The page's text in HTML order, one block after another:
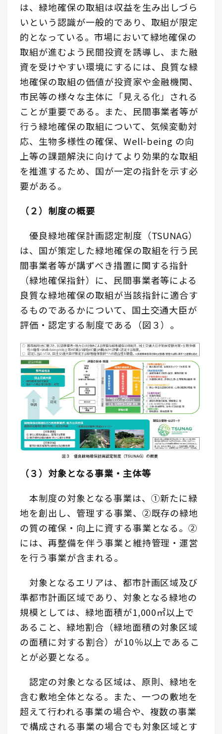
は、緑地確保の取組は収益を生み出しづら
いという認識が一般的であり、取組が限定
的となっている。市場において緑地確保の
取組が進むよう民間投資を誘導し、また融
資を受けやすい環境にするには、良質な緑
地確保の取組の価値が投資家や金融機関、
市民等の様々な主体に「見える化」される
ことが重要である。また、民間事業者等が
行う緑地確保の取組について、気候変動対
応、生物多様性の確保、Well-being の向
上等の課題解決に向けてより効果的な取組
を推進するため、国が一定の指針を示す必
要がある。
（２）制度の概要
優良緑地確保計画認定制度（TSUNAG）
は、国が策定した緑地確保の取組を行う民
間事業者等が講ずべき措置に関する指針
（緑地確保指針）に、民間事業者等による
良質な緑地確保の取組が当該指針に適合す
るものであるかについて、国土交通大臣が
評価・認定する制度である（図３）。
（３）対象となる事業・主体等
本制度の対象となる事業は、①新たに緑
地を創出し、管理する事業、②既存の緑地
の質の確保・向上に資する事業となる。②
には、再整備を伴う事業と維持管理・運営
を行う事業が含まれる。
対象となるエリアは、都市計画区域及び
準都市計画区域であり、対象となる緑地の
規模としては、緑地面積が1,000㎡以上で
あること、緑地割合（緑地面積の対象区域
の面積に対する割合）が10％以上であるこ
とが必要となる。
認定の対象となる区域は、原則、緑地を
含む敷地全体となる。また、一つの敷地を
超えて行われる事業の場合や、複数の事業
で構成される事業の場合でも対象区域とす